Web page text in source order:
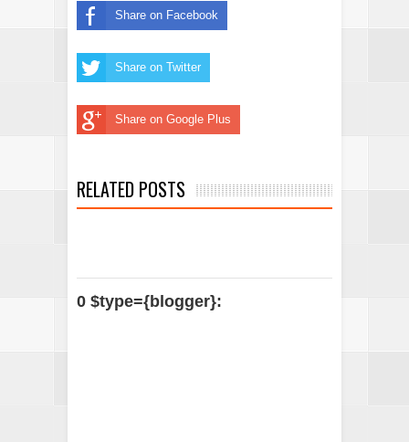
Share on Facebook
Share on Twitter
Share on Google Plus
RELATED POSTS
0 $type={blogger}: